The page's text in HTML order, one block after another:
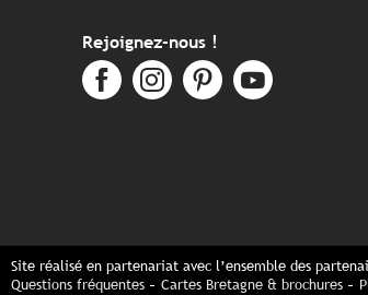
Rejoignez-nous !
Site réalisé en partenariat avec l’ensemble des
Questions fréquentes
Cartes Bretagne & brochures